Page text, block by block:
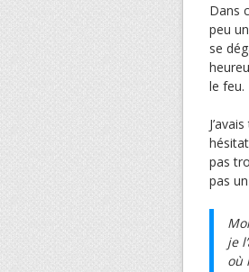
Dans
peu
se
le feu.
pas
pas
je
où